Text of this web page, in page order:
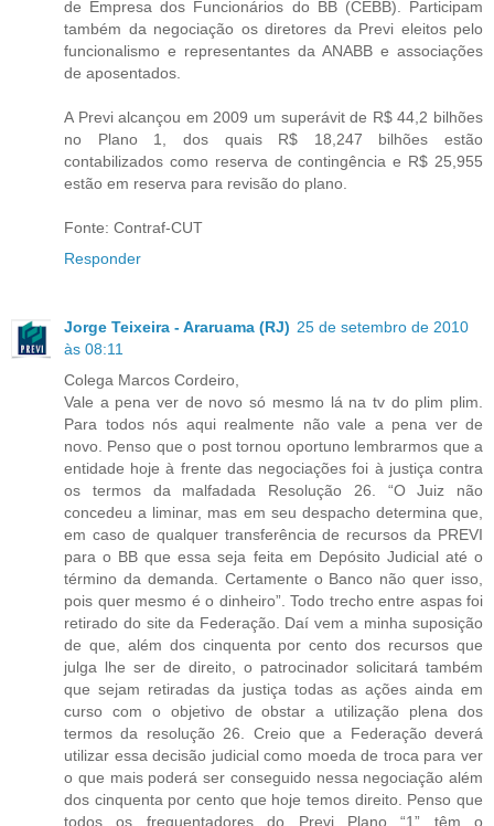
de Empresa dos Funcionários do BB (CEBB). Participam
também da negociação os diretores da Previ eleitos pelo
funcionalismo e representantes da ANABB e associações
de aposentados.
A Previ alcançou em 2009 um superávit de R$ 44,2 bilhões
no Plano 1, dos quais R$ 18,247 bilhões estão
contabilizados como reserva de contingência e R$ 25,955
estão em reserva para revisão do plano.
Fonte: Contraf-CUT
Responder
Jorge Teixeira - Araruama (RJ) 25 de setembro de 2010
às 08:11
Colega Marcos Cordeiro,
Vale a pena ver de novo só mesmo lá na tv do plim plim.
Para todos nós aqui realmente não vale a pena ver de
novo. Penso que o post tornou oportuno lembrarmos que a
entidade hoje à frente das negociações foi à justiça contra
os termos da malfadada Resolução 26. “O Juiz não
concedeu a liminar, mas em seu despacho determina que,
em caso de qualquer transferência de recursos da PREVI
para o BB que essa seja feita em Depósito Judicial até o
término da demanda. Certamente o Banco não quer isso,
pois quer mesmo é o dinheiro”. Todo trecho entre aspas foi
retirado do site da Federação. Daí vem a minha suposição
de que, além dos cinquenta por cento dos recursos que
julga lhe ser de direito, o patrocinador solicitará também
que sejam retiradas da justiça todas as ações ainda em
curso com o objetivo de obstar a utilização plena dos
termos da resolução 26. Creio que a Federação deverá
utilizar essa decisão judicial como moeda de troca para ver
o que mais poderá ser conseguido nessa negociação além
dos cinquenta por cento que hoje temos direito. Penso que
todos os frequentadores do Previ Plano “1” têm o